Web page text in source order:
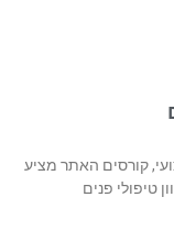
מקצועי, קורסים האתר מציע
טיפולי פנים